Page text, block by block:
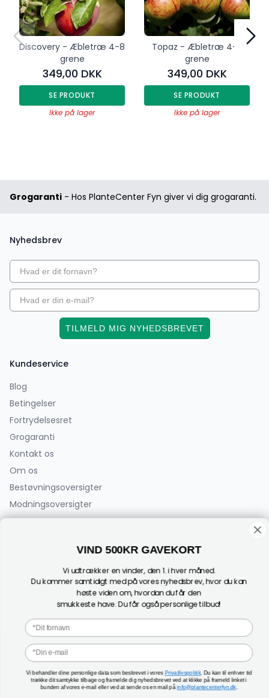
Discovery - Æbletræ 4-8
grene
349,00 DKK
SE PRODUKT
Ikke på lager
Topaz - Æbletræ 4-8
grene
349,00 DKK
SE PRODUKT
Ikke på lager
Grogaranti - Hos PlanteCenter Fyn giver vi dig grogaranti.
Kundeservice
Blog
Betingelser
Fortrydelsesret
Grogaranti
Kontakt os
Om os
Bestøvningsoversigter
Modningsoversigter
(Der sælges ikke planter fra adressen)
Mail: info@plantecenterfyn.dk
Nyhedsbrev
TILMELD MIG NYHEDSBREVET
1
VIND 500KR GAVEKORT
Vi udtrækker en vinder, den 1. i hver måned.
Du kommer samtidigt med på vores nyhedsbrev, hvor du kan
høste viden om, hvordan du får den
smukkeste have. Du får også personlige tilbud!
Fornavn
E-mail
Vi behandler dine personlige data som beskrevet i vores Privatlivspolitik. Du kan til enhver tid
trække dit samtykke tilbage og framelde dig nyhedsbrevet ved at klikke på frameld linket i
bunden af vores e-mail eller ved at sende os en mail påinfo@plantecenterfyn.dk.